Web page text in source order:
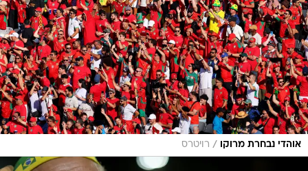
אוהדי נבחרת מרוקו / רויטרס